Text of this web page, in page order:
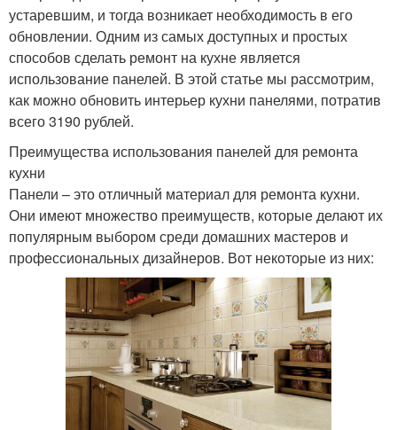
устаревшим, и тогда возникает необходимость в его
обновлении. Одним из самых доступных и простых
способов сделать ремонт на кухне является
использование панелей. В этой статье мы рассмотрим,
как можно обновить интерьер кухни панелями, потратив
всего 3190 рублей.
Преимущества использования панелей для ремонта
кухни
Панели – это отличный материал для ремонта кухни.
Они имеют множество преимуществ, которые делают их
популярным выбором среди домашних мастеров и
профессиональных дизайнеров. Вот некоторые из них: